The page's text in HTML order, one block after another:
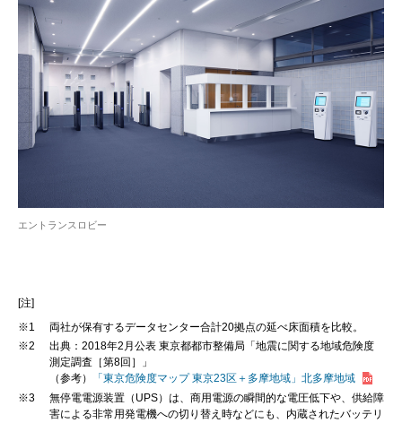
エントランスロビー
[注]
※1
両社が保有するデータセンター合計20拠点の延べ床面積を比較。
※2
出典：2018年2月公表 東京都都市整備局「地震に関する地域危険度
測定調査［第8回］」
（参考）
「東京危険度マップ 東京23区＋多摩地域」北多摩地域
※3
無停電電源装置（UPS）は、商用電源の瞬間的な電圧低下や、供給障
害による非常用発電機への切り替え時などにも、内蔵されたバッテリ